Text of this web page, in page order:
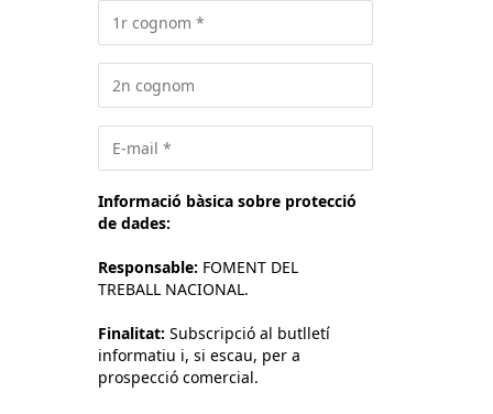
Informació bàsica sobre protecció
de dades:
Responsable: FOMENT DEL
TREBALL NACIONAL.
Finalitat: Subscripció al butlletí
informatiu i, si escau, per a
prospecció comercial.